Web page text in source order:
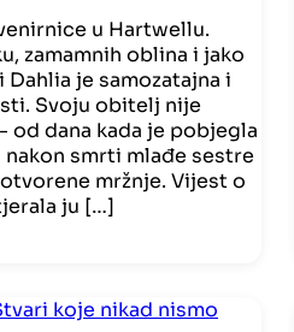
u Hartwellu.
zamamnih oblina i jako
je samozatajna i
Svoju obitelj nije
dana kada je pobjegla
smrti mlađe sestre
mržnje. Vijest o
ju […]